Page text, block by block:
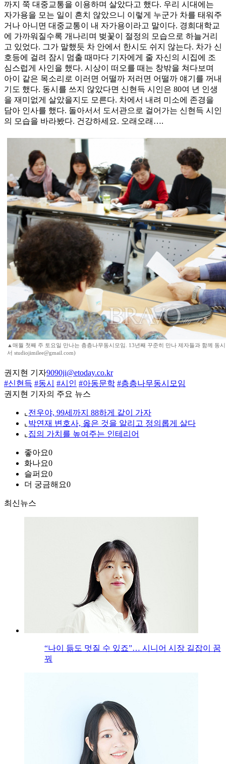
까지 쭉 대중교통을 이용하며 살았다고 했다. 우리 시대에는
자가용을 모는 일이 흔치 않았으니 이렇게 누군가 차를 태워주
거나 아니면 대중교통이 내 자가용이라고 말이다. 경희대학교
에 가까워질수록 개나리며 벚꽃이 절정의 모습으로 하늘거리
고 있었다. 그가 말했듯 차 안에서 한시도 쉬지 않는다. 차가 신
호등에 걸려 잠시 멈출 때마다 기자에게 줄 자신의 시집에 조
심스럽게 사인을 했다. 시상이 떠오를 때는 창밖을 쳐다보며
아이 같은 목소리로 이러면 어떨까 저러면 어떨까 얘기를 꺼내
기도 했다. 동시를 쓰지 않았다면 신현득 시인은 80여 년 인생
을 재미없게 살았을지도 모른다. 차에서 내려 미소에 존경을
담아 인사를 했다. 돌아서서 도서관으로 걸어가는 신현득 시인
의 모습을 바라봤다. 건강하세요. 오래오래….
▲매월 첫째 주 토요일 만나는 층층나무동시모임. 13년째 꾸준히 만나 제자들과 함께 동
서 studiojimilee@gmail.com)
권지현 기자9090ji@etoday.co.kr
#신현득 #동시 #시인 #아동문학 #층층나무동시모임
권지현 기자의 주요 뉴스
⌞ 전우야, 99세까지 88하게 같이 가자
⌞ 박연재 변호사, 옳은 것을 알리고 정의롭게 살다
⌞ 집의 가치를 높여주는 인테리어
좋아요0
화나요0
슬퍼요0
더 궁금해요0
최신뉴스
“나이 듦도 멋질 수 있죠”… 시니어 시장 길잡이 꿈
꿔